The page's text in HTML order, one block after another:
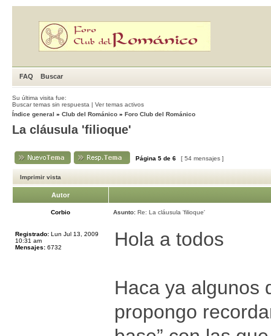
FAQ Buscar
Su última visita fue:
Buscar temas sin respuesta | Ver temas activos
Índice general » Club del Románico » Foro Club del Románico
La cláusula 'filioque'
Página 5 de 6 [ 54 mensajes ]
Imprimir vista
Autor
Corbio Asunto: Re: La cláusula 'filioque'
Registrado: Lun Jul 13, 2009
10:31 am
Mensajes: 6732 Hola a todos
Haca ya algunos
propongo